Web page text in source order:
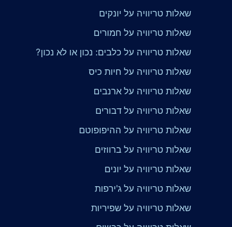
שאלות טריוויה על יונקים
שאלות טריוויה על חמורים
שאלות טריוויה על כלבים: נכון או לא נכון?
שאלות טריוויה על חיות כיס
שאלות טריוויה על ארנבים
שאלות טריוויה על דבורים
שאלות טריוויה על ההיפופוטם
שאלות טריוויה על ברווזים
שאלות טריוויה על יונים
שאלות טריוויה על ג'ירפות
שאלות טריוויה על שפיריות